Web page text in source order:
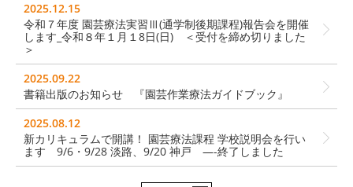
2025.12.15
令和７年度 園芸療法実習Ⅲ(通学制後期課程)報告会を開催
します_令和８年１月１8日(日) ＜受付を締め切りました
＞
2025.09.22
書籍出版のお知らせ 『園芸作業療法ガイドブック』
2025.08.12
新カリキュラムで開講！ 園芸療法課程 学校説明会を行い
ます 9/6・9/28 淡路、9/20 神戸 —-終了しました